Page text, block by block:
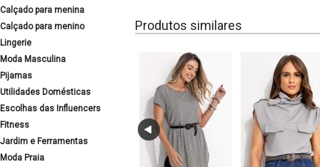
Calçado para menina
Calçado para menino
Lingerie
Moda Masculina
Pijamas
Utilidades Domésticas
Escolhas das Influencers
Fitness
Jardim e Ferramentas
Moda Praia
Produtos similares